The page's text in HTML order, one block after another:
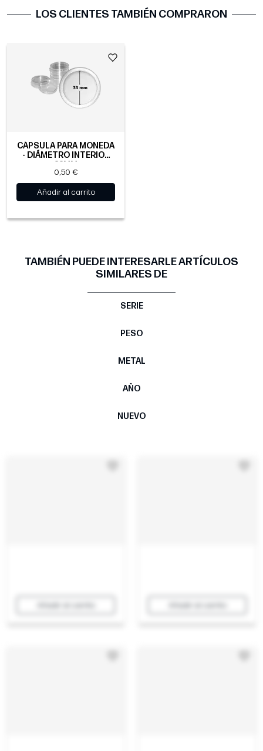
LOS CLIENTES TAMBIÉN COMPRARON
CÁPSULA PARA MONEDA
- DIÁMETRO INTERIOR
33MM
0,50 €
Añadir al carrito
TAMBIÉN PUEDE INTERESARLE ARTÍCULOS
SIMILARES DE
SERIE
PESO
METAL
AÑO
NUEVO